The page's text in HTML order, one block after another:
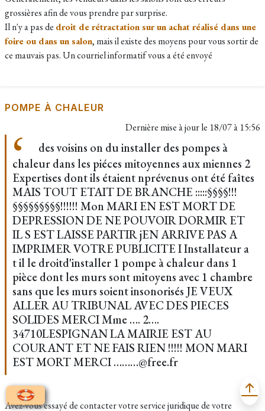
grossières afin de vous prendre par surprise.
Il n'y a pas de droit de rétractation sur un achat réalisé dans une
foire ou dans un salon, mais il existe des moyens pour vous sortir de
ce mauvais pas. Un courriel informatif vous a été envoyé
POMPE À CHALEUR
Dernière mise à jour le 18/07 à 15:56
des voisins on du installer des pompes à
chaleur dans les piéces mitoyennes aux miennes 2
Expertises dont ils étaient nprévenus ont été faîtes
MAIS TOUT ETAIT DE BRANCHE :::::§§§§!!!
§§§§§§§§§!!!!!! Mon MARI EN EST MORT DE
DEPRESSION DE NE POUVOIR DORMIR ET
IL S EST LAISSE PARTIR jEN ARRIVE PAS A
IMPRIMER VOTRE PUBLICITE I Installateur a
t il le droitd'installer 1 pompe à chaleur dans 1
pièce dont les murs sont mitoyens avec 1 chambre
sans que les murs soient insonorisés JE VEUX
ALLER AU TRIBUNAL AVEC DES PIECES
SOLIDES MERCI Mme …. 2….
34710LESPIGNAN LA MAIRIE EST AU
COURANT ET NE FAIS RIEN !!!!! MON MARI
EST MORT MERCI ………@free.fr
Avez-vous essayé de contacter votre service juridique de votre